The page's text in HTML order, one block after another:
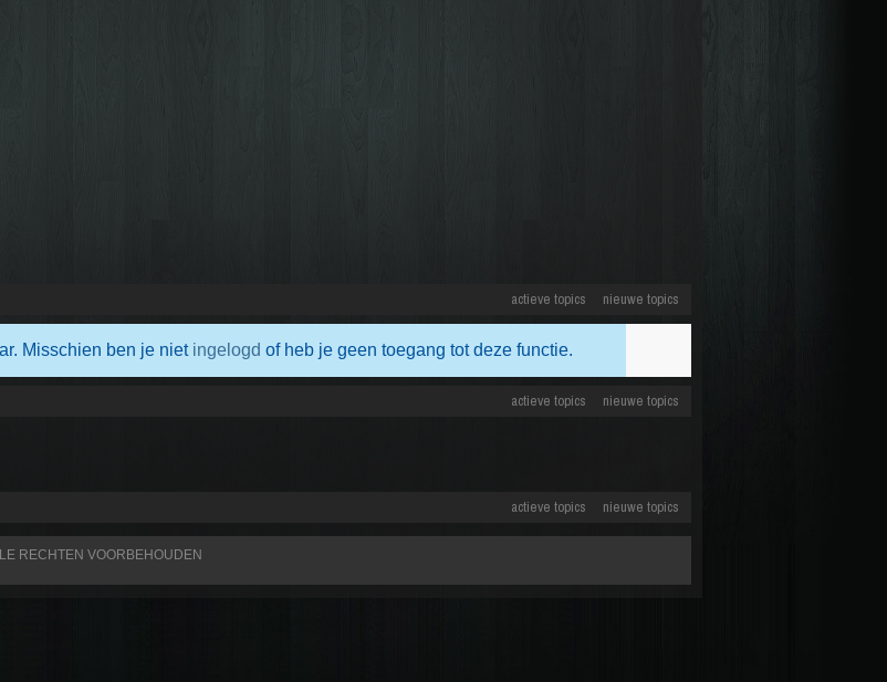
actieve topics nieuwe topics
Misschien ben je niet ingelogd of heb je geen toegang tot deze functie.
actieve topics nieuwe topics
actieve topics nieuwe topics
RECHTEN VOORBEHOUDEN